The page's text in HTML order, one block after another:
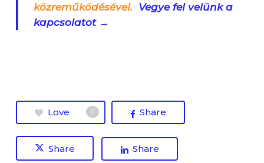
közreműködésével. Vegye fel velünk a
kapcsolatot →
Love 0 Share
Share Share